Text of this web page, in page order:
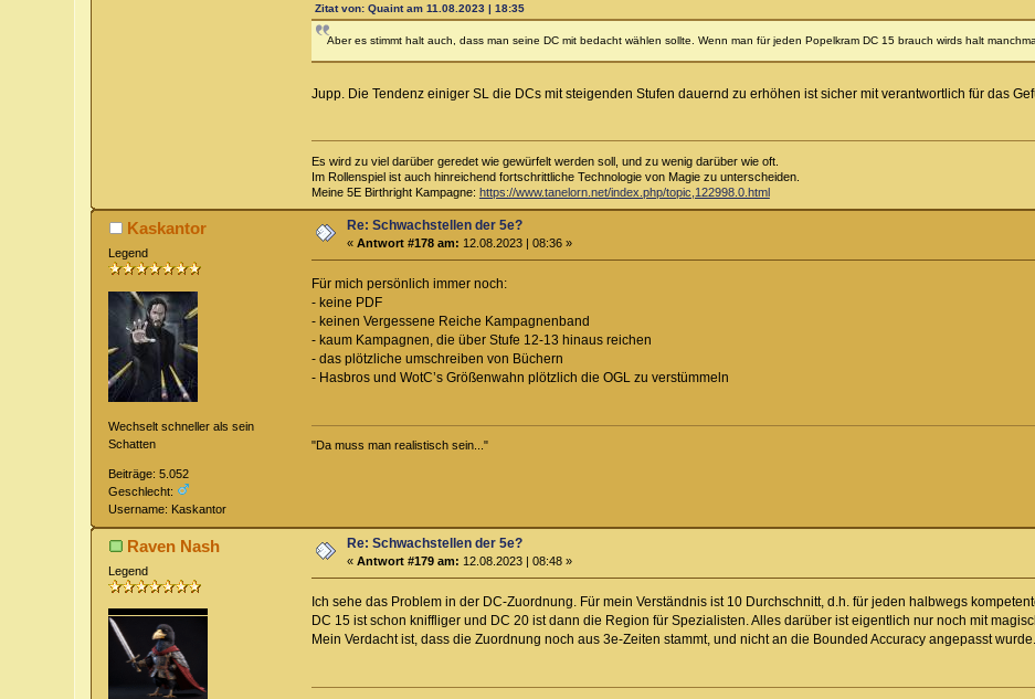
Zitat von: Quaint am 11.08.2023 | 18:35
Aber es stimmt halt auch, dass man seine DC mit bedacht wählen sollte. Wenn man für jeden Popelkram DC 15 brauch wirds halt
Jupp. Die Tendenz einiger SL die DCs mit steigenden Stufen dauernd zu erhöhen ist sicher mit verantwortlich für das
Es wird zu viel darüber geredet wie gewürfelt werden soll, und zu wenig darüber wie oft.
Im Rollenspiel ist auch hinreichend fortschrittliche Technologie von Magie zu unterscheiden.
Meine 5E Birthright Kampagne: https://www.tanelorn.net/index.php/topic,122998.0.html
Kaskantor
Legend
Wechselt schneller als sein
Schatten
Beiträge: 5.052
Geschlecht:
Username: Kaskantor
Re: Schwachstellen der 5e?
«Antwort #178 am: 12.08.2023 | 08:36 »
Für mich persönlich immer noch:
- keine PDF
- keinen Vergessene Reiche Kampagnenband
- kaum Kampagnen, die über Stufe 12-13 hinaus reichen
- das plötzliche umschreiben von Büchern
- Hasbros und WotC’s Größenwahn plötzlich die OGL zu verstümmeln
"Da muss man realistisch sein..."
Raven Nash
Legend
Re: Schwachstellen der 5e?
«Antwort #179 am: 12.08.2023 | 08:48 »
Ich sehe das Problem in der DC-Zuordnung. Für mein Verständnis ist 10 Durchschnitt, d.h. für jeden halbwegs
DC 15 ist schon kniffliger und DC 20 ist dann die Region für Spezialisten. Alles darüber ist eigentlich nur noch mit
Mein Verdacht ist, dass die Zuordnung noch aus 3e-Zeiten stammt, und nicht an die Bounded Accuracy angepasst wurde.